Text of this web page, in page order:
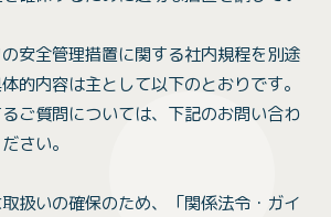
安全管理措置に関する社内規程を別途
的内容は主として以下のとおりです。
ご質問については、下記のお問い合わ
さい。
扱いの確保のため、「関係法令・ガイ